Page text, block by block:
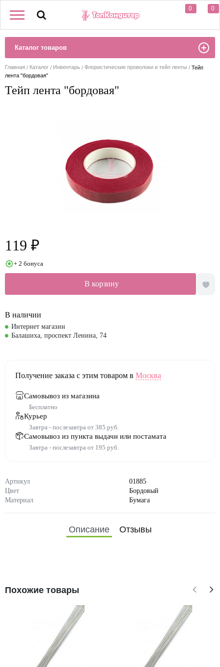
0 0
Каталог товаров
Главная Каталог Инвентарь Флористические проволоки и тейп ленты
Тейп
лента "бордовая"
Тейп лента "бордовая"
Артикул
01885
Цвет
Бордовый
Материал
Бумага
119 ₽
+ 2 бонуса
В корзину
В наличии
Интернет магазин
Балашиха, проспект Ленина, 74
Получение заказа с этим товаром в Москва
Самовывоз из магазина
Бесплатно
Курьер
Завтра - послезавтра от 385 руб.
Самовывоз из пункта выдачи или постамата
Завтра - послезавтра от 195 руб.
Описание Отзывы
Похожие товары